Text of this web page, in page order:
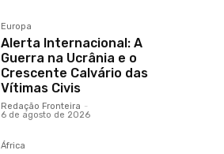
Europa
Alerta Internacional: A
Guerra na Ucrânia e o
Crescente Calvário das
Vítimas Civis
Redação Fronteira -
6 de agosto de 2026
África